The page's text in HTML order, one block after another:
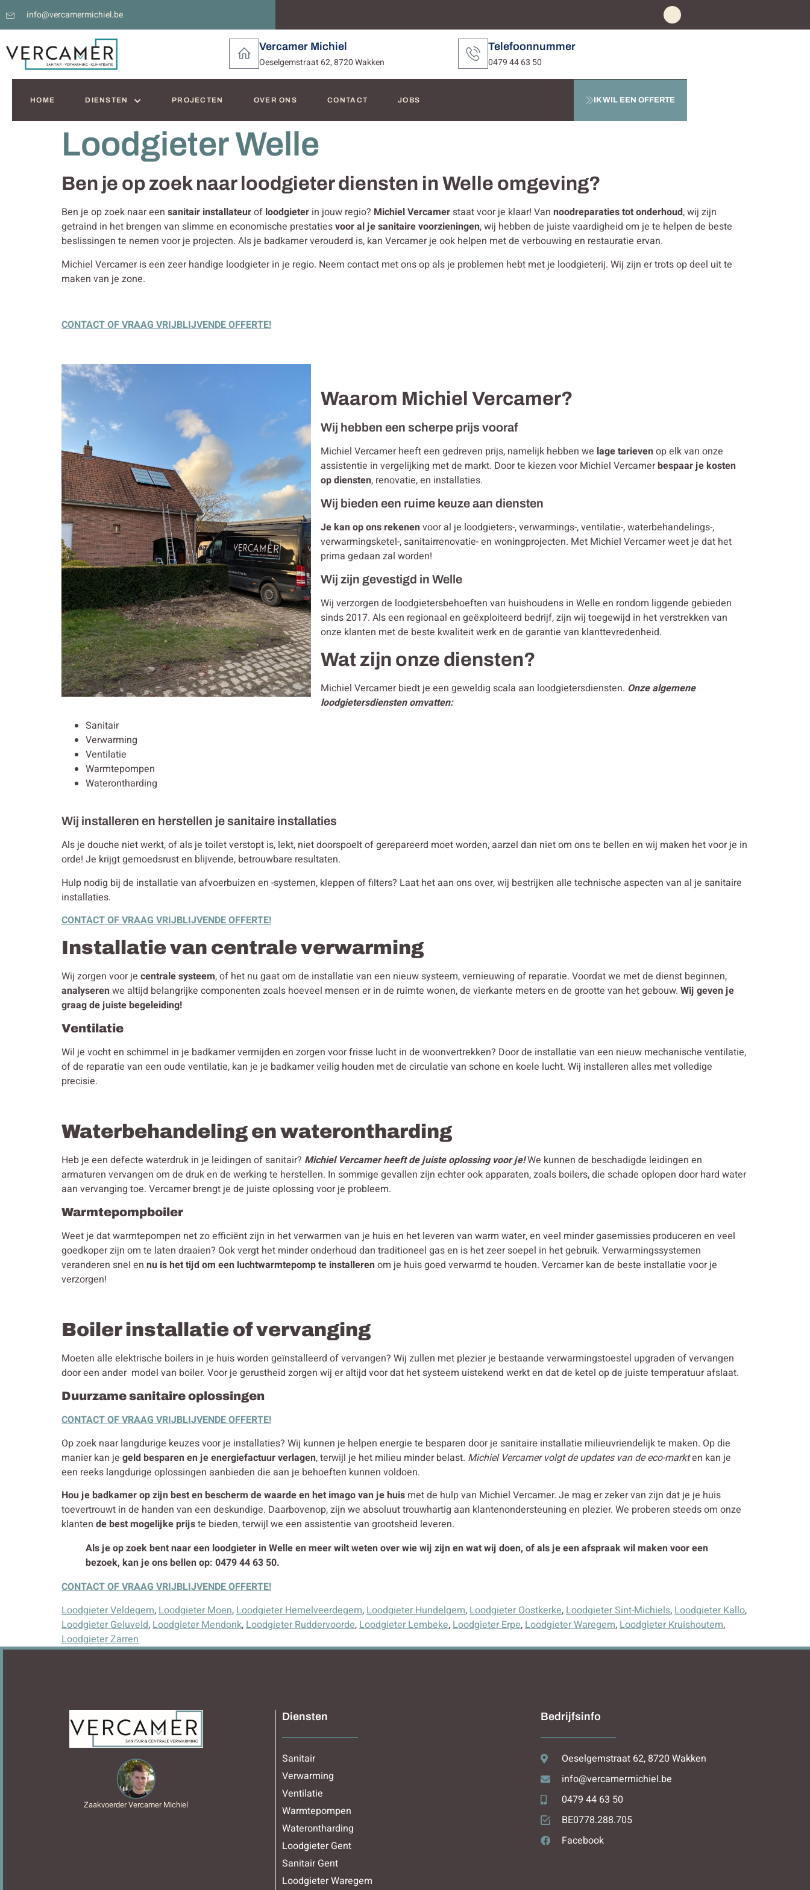
info@vercamermichiel.be
Vercamer Michiel
Oeselgemstraat 62, 8720 Wakken
Telefoonnummer
0479 44 63 50
HOME DIENSTEN PROJECTEN OVER ONS CONTACT JOBS IK WIL EEN OFFERTE
Loodgieter Welle
Ben je op zoek naar loodgieter diensten in Welle omgeving?
Ben je op zoek naar een sanitair installateurof loodgieter in jouw regio? Michiel Vercamerstaat voor je klaar! Van noodreparaties tot onderhoud, wij zijn
getraind in het brengen van slimme en economische prestatiesvoor al je sanitaire voorzieningen, wij hebben de juiste vaardigheid om je te helpen de beste
beslissingen te nemen voor je projecten. Als je badkamer verouderd is, kan Vercamer je ook helpen met de verbouwing en restauratie ervan.
Michiel Vercamer is een zeer handige loodgieter in je regio. Neem contact met ons op als je problemen hebt met je loodgieterij. Wij zijn er trots op deel uit te
maken van je zone.
CONTACT OF VRAAG VRIJBLIJVENDE OFFERTE!
Waarom Michiel Vercamer?
Wij hebben een scherpe prijs vooraf
Michiel Vercamer heeft een gedreven prijs, namelijk hebben we lage tarievenop elk van onze
assistentie in vergelijking met de markt. Door te kiezen voor Michiel Vercamerbespaar je kosten
op diensten, renovatie, en installaties.
Wij bieden een ruime keuze aan diensten
Je kan op ons rekenenvoor al je loodgieters-, verwarmings-, ventilatie-, waterbehandelings-,
verwarmingsketel-, sanitairrenovatie- en woningprojecten. Met Michiel Vercamer weet je dat het
prima gedaan zal worden!
Wij zijn gevestigd in Welle
Wij verzorgen de loodgietersbehoeften van huishoudens in Welle en rondom liggende gebieden
sinds 2017. Als een regionaal en geëxploiteerd bedrijf, zijn wij toegewijd in het verstrekken van
onze klanten met de beste kwaliteit werk en de garantie van klanttevredenheid.
Wat zijn onze diensten?
Michiel Vercamer biedt je een geweldig scala aan loodgietersdiensten. Onze algemene
loodgietersdiensten omvatten:
Sanitair
Verwarming
Ventilatie
Warmtepompen
Waterontharding
Wij installeren en herstellen je sanitaire installaties
Als je douche niet werkt, of als je toilet verstopt is, lekt, niet doorspoelt of gerepareerd moet worden, aarzel dan niet om ons te bellen en wij maken het voor je in
orde! Je krijgt gemoedsrust en blijvende, betrouwbare resultaten.
Hulp nodig bij de installatie van afvoerbuizen en -systemen, kleppen of filters? Laat het aan ons over, wij bestrijken alle technische aspecten van al je sanitaire
installaties.
CONTACT OF VRAAG VRIJBLIJVENDE OFFERTE!
Installatie van centrale verwarming
Wij zorgen voor je centrale systeem, of het nu gaat om de installatie van een nieuw systeem, vernieuwing of reparatie. Voordat we met de dienst beginnen,
analyserenwe altijd belangrijke componenten zoals hoeveel mensen er in de ruimte wonen, de vierkante meters en de grootte van het gebouw. Wij geven je
graag de juiste begeleiding!
Ventilatie
Wil je vocht en schimmel in je badkamer vermijden en zorgen voor frisse lucht in de woonvertrekken? Door de installatie van een nieuw mechanische ventilatie,
of de reparatie van een oude ventilatie, kan je je badkamer veilig houden met de circulatie van schone en koele lucht. Wij installeren alles met volledige
precisie.
Waterbehandeling en waterontharding
Heb je een defecte waterdruk in je leidingen of sanitair? Michiel Vercamer heeft de juiste oplossing voor je!We kunnen de beschadigde leidingen en
armaturen vervangen om de druk en de werking te herstellen. In sommige gevallen zijn echter ook apparaten, zoals boilers, die schade oplopen door hard water
aan vervanging toe. Vercamer brengt je de juiste oplossing voor je probleem.
Warmtepompboiler
Weet je dat warmtepompen net zo efficiënt zijn in het verwarmen van je huis en het leveren van warm water, en veel minder gasemissies produceren en veel
goedkoper zijn om te laten draaien? Ook vergt het minder onderhoud dan traditioneel gas en is het zeer soepel in het gebruik. Verwarmingssystemen
veranderen snel en nu is het tijd om een luchtwarmtepomp te installerenom je huis goed verwarmd te houden. Vercamer kan de beste installatie voor je
verzorgen!
Boiler installatie of vervanging
Moeten alle elektrische boilers in je huis worden geïnstalleerd of vervangen? Wij zullen met plezier je bestaande verwarmingstoestel upgraden of vervangen
door een ander model van boiler. Voor je gerustheid zorgen wij er altijd voor dat het systeem uistekend werkt en dat de ketel op de juiste temperatuur afslaat.
Duurzame sanitaire oplossingen
CONTACT OF VRAAG VRIJBLIJVENDE OFFERTE!
Op zoek naar langdurige keuzes voor je installaties? Wij kunnen je helpen energie te besparen door je sanitaire installatie milieuvriendelijk te maken. Op die
manier kan je geld besparen en je energiefactuur verlagen, terwijl je het milieu minder belast. Michiel Vercamer volgt de updates van de eco-markten kan je
een reeks langdurige oplossingen aanbieden die aan je behoeften kunnen voldoen.
Hou je badkamer op zijn best en bescherm de waarde en het imago van je huis met de hulp van Michiel Vercamer. Je mag er zeker van zijn dat je je huis
toevertrouwt in de handen van een deskundige. Daarbovenop, zijn we absoluut trouwhartig aan klantenondersteuning en plezier. We proberen steeds om onze
klanten de best mogelijke prijste bieden, terwijl we een assistentie van grootsheid leveren.
Als je op zoek bent naar een loodgieter in Welle en meer wilt weten over wie wij zijn en wat wij doen, of als je een afspraak wil maken voor een
bezoek, kan je ons bellen op: 0479 44 63 50.
CONTACT OF VRAAG VRIJBLIJVENDE OFFERTE!
Loodgieter Veldegem, Loodgieter Moen, Loodgieter Hemelveerdegem, Loodgieter Hundelgem, Loodgieter Oostkerke, Loodgieter Sint-Michiels, Loodgieter Kallo,
Loodgieter Geluveld, Loodgieter Mendonk, Loodgieter Ruddervoorde, Loodgieter Lembeke, Loodgieter Erpe, Loodgieter Waregem, Loodgieter Kruishoutem,
Loodgieter Zarren
Zaakvoerder Vercamer Michiel
Diensten
Sanitair
Verwarming
Ventilatie
Warmtepompen
Waterontharding
Loodgieter Gent
Sanitair Gent
Loodgieter Waregem
Bedrijfsinfo
Oeselgemstraat 62, 8720 Wakken
info@vercamermichiel.be
0479 44 63 50
BE0778.288.705
Facebook